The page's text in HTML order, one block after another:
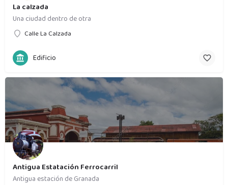
La calzada
Una ciudad dentro de otra
Calle La Calzada
Edificio
Antigua Estatación Ferrocarril
Antigua estación de Granada